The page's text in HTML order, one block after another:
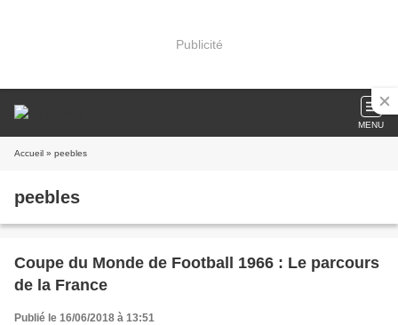
Publicité
MENU
Accueil » peebles
peebles
Coupe du Monde de Football 1966 : Le parcours
de la France
Publié le 16/06/2018 à 13:51